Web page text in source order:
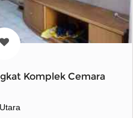
Komplek Cemara